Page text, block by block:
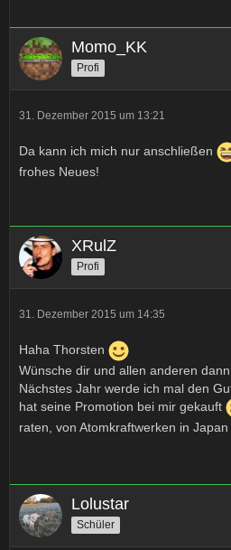
Momo_KK
Profi
31. Dezember 2015 um 13:21
Da kann ich mich nur anschließen
frohes Neues!
XRulZ
Profi
31. Dezember 2015 um 14:35
Haha Thorsten
Wünsche dir und allen anderen
Nächstes Jahr werde ich mal den
hat seine Promotion bei mir gekauft
raten, von Atomkraftwerken in
Lolustar
Schüler